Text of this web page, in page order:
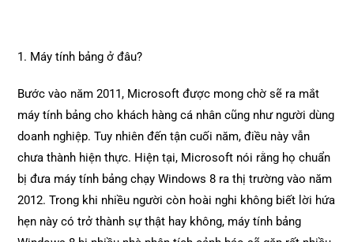
1. Máy tính bảng ở đâu?
Bước vào năm 2011, Microsoft được mong chờ sẽ ra mắt
máy tính bảng cho khách hàng cá nhân cũng như người dùng
doanh nghiệp. Tuy nhiên đến tận cuối năm, điều này vẫn
chưa thành hiện thực. Hiện tại, Microsoft nói rằng họ chuẩn
bị đưa máy tính bảng chạy Windows 8 ra thị trường vào năm
2012. Trong khi nhiều người còn hoài nghi không biết lời hứa
hẹn này có trở thành sự thật hay không, máy tính bảng